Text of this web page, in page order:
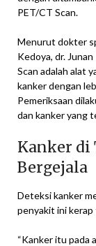
PET/CT Scan.
Menurut dokter
Kedoya, dr.
Scan adalah alat
kanker dengan
Pemeriksaan
dan kanker yang
Kanker di
Bergejala
Deteksi kanker
penyakit ini kerap
“Kanker itu pada